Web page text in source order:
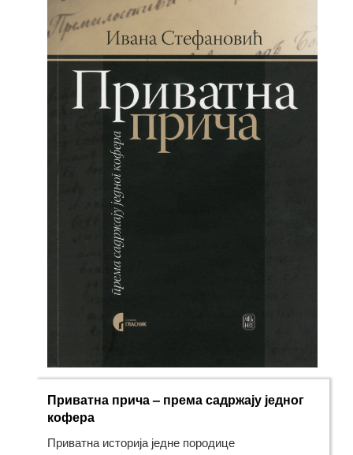
Приватна прича – према садржају једног
кофера
Приватна историја једне породице